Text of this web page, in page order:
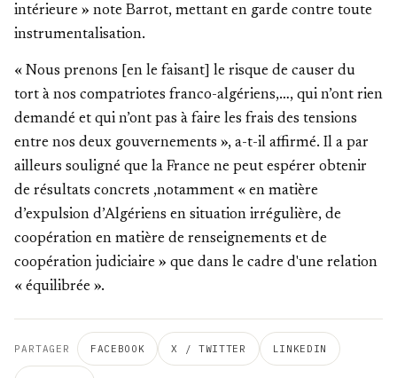
intérieure » note Barrot, mettant en garde contre toute
instrumentalisation.
« Nous prenons [en le faisant] le risque de causer du
tort à nos compatriotes franco-algériens,…, qui n’ont rien
demandé et qui n’ont pas à faire les frais des tensions
entre nos deux gouvernements », a-t-il affirmé. Il a par
ailleurs souligné que la France ne peut espérer obtenir
de résultats concrets ,notamment « en matière
d’expulsion d’Algériens en situation irrégulière, de
coopération en matière de renseignements et de
coopération judiciaire » que dans le cadre d'une relation
« équilibrée ».
PARTAGER FACEBOOK X / TWITTER LINKEDIN